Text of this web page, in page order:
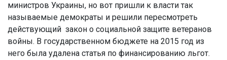
министров Украины, но вот пришли к власти так
называемые демократы и решили пересмотреть
действующий закон о социальной защите ветеранов
войны. В государственном бюджете на 2015 год из
него была удалена статья по финансированию льгот.